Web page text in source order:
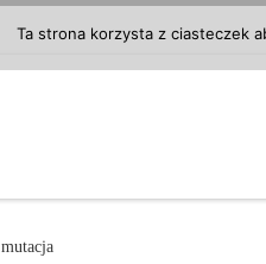
mutacja
Ta strona korzysta z ciasteczek